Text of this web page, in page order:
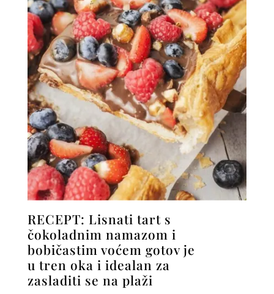
RECEPT: Lisnati tart s
čokoladnim namazom i
bobičastim voćem gotov je
u tren oka i idealan za
zasladiti se na plaži